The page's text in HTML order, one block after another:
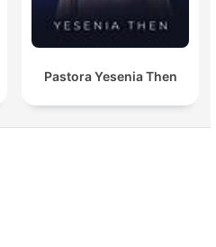
Pastora Yesenia Then